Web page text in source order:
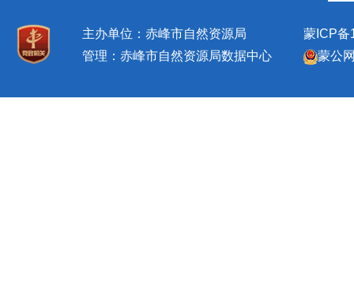
主办单位：赤峰市自然资源局
管理：赤峰市自然资源局数据中心
蒙ICP备
蒙公